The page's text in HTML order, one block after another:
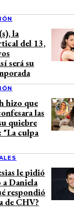
la
del 13,
será su
hizo que
las
quiebre
"La culpa
le pidió
Daniela
respondió
de CHV?